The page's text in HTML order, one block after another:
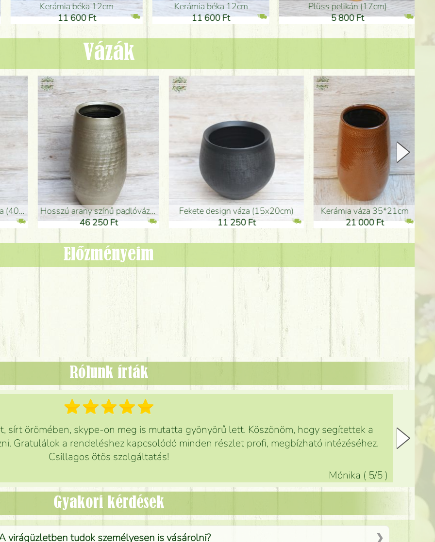
béka 12cm
600 Ft
Kerámia béka 12cm
11 600 Ft
plüss pelikán (17cm)
5 800 Ft
Anyák-
3
Vázák
(50x29cm)
fekete design váza (15x20cm)
11 250 Ft
Kerámia váza 35*21cm
21 000 Ft
ballagó fiú fa betűző
1 300 Ft
Előzményeim
Rólunk írták
sírt örömében, skype-on meg is mutatta gyönyörű lett. Köszönöm, hogy segítettek a
Gratulálok a rendeléshez kapcsolódó minden részlet profi, megbízható intézéséhez.
Csillagos ötös szolgáltatás!
Mónika ( 5/5 )
Gyakori kérdések
virágüzletben tudok személyesen is vásárolni?